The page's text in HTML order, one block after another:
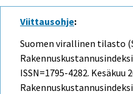
Viittausohje:
Suomen virallinen tilasto
ISSN=1795-4282. Kesäkuu